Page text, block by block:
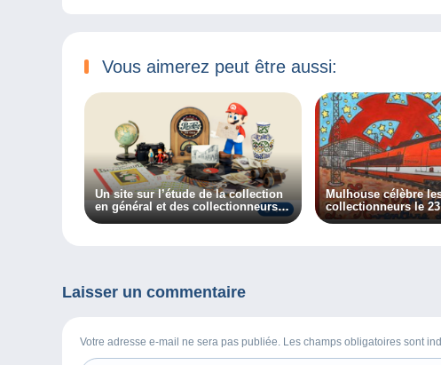
Vous aimerez peut être aussi:
Un site sur l’étude de la collection
en général et des collectionneurs
Mulhouse célèbre
Laisser un commentaire
Votre adresse e-mail ne sera pas publiée. Les champs obligatoires sont